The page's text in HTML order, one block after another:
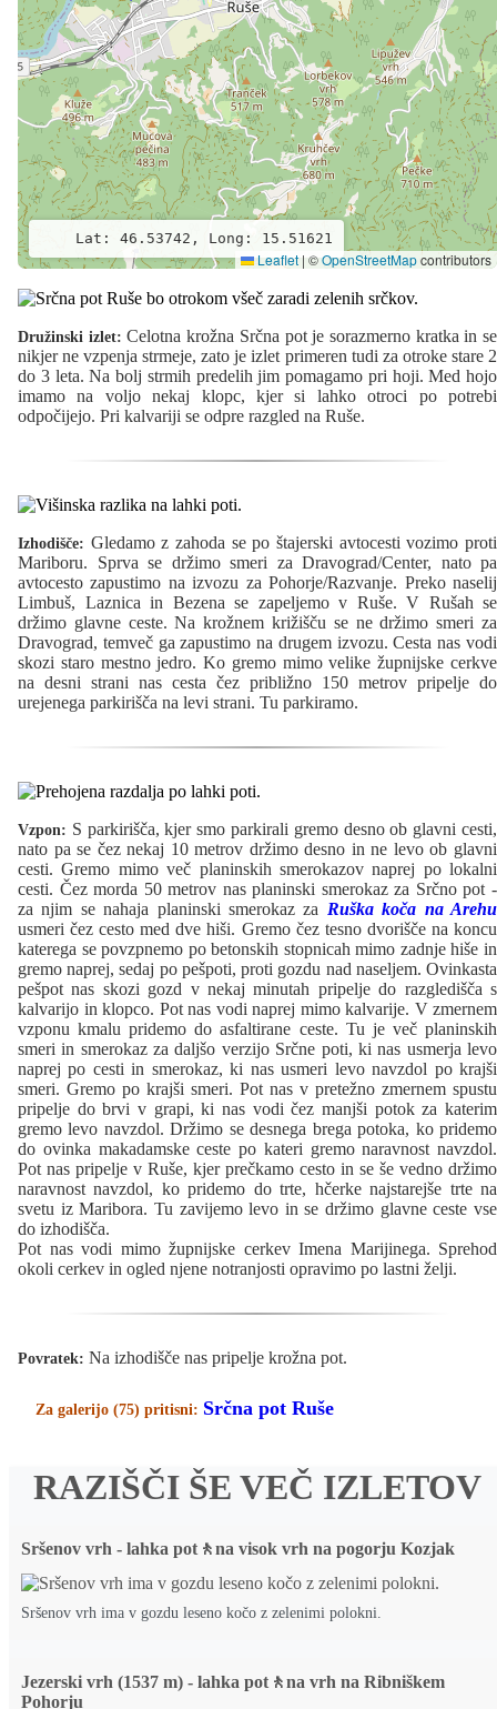
Lat: 46.53742, Long: 15.51621
Leaflet | ©OpenStreetMapcontributors
Družinski izlet: Celotna krožna Srčna pot je sorazmerno kratka in se
nikjer ne vzpenja strmeje, zato je izlet primeren tudi za otroke stare 2
do 3 leta. Na bolj strmih predelih jim pomagamo pri hoji. Med hojo
imamo na voljo nekaj klopc, kjer si lahko otroci po potrebi
odpočijejo. Pri kalvariji se odpre razgled na Ruše.
Izhodišče: Gledamo z zahoda se po štajerski avtocesti vozimo proti
Mariboru. Sprva se držimo smeri za Dravograd/Center, nato pa
avtocesto zapustimo na izvozu za Pohorje/Razvanje. Preko naselij
Limbuš, Laznica in Bezena se zapeljemo v Ruše. V Rušah se
držimo glavne ceste. Na krožnem križišču se ne držimo smeri za
Dravograd, temveč ga zapustimo na drugem izvozu. Cesta nas vodi
skozi staro mestno jedro. Ko gremo mimo velike župnijske cerkve
na desni strani nas cesta čez približno 150 metrov pripelje do
urejenega parkirišča na levi strani. Tu parkiramo.
Vzpon: S parkirišča, kjer smo parkirali gremo desno ob glavni cesti,
nato pa se čez nekaj 10 metrov držimo desno in ne levo ob glavni
cesti. Gremo mimo več planinskih smerokazov naprej po lokalni
cesti. Čez morda 50 metrov nas planinski smerokaz za Srčno pot -
za njim se nahaja planinski smerokaz za Ruška koča na Arehu
usmeri čez cesto med dve hiši. Gremo čez tesno dvorišče na koncu
katerega se povzpnemo po betonskih stopnicah mimo zadnje hiše in
gremo naprej, sedaj po pešpoti, proti gozdu nad naseljem. Ovinkasta
pešpot nas skozi gozd v nekaj minutah pripelje do razgledišča s
kalvarijo in klopco. Pot nas vodi naprej mimo kalvarije. V zmernem
vzponu kmalu pridemo do asfaltirane ceste. Tu je več planinskih
smeri in smerokaz za daljšo verzijo Srčne poti, ki nas usmerja levo
naprej po cesti in smerokaz, ki nas usmeri levo navzdol po krajši
smeri. Gremo po krajši smeri. Pot nas v pretežno zmernem spustu
pripelje do brvi v grapi, ki nas vodi čez manjši potok za katerim
gremo levo navzdol. Držimo se desnega brega potoka, ko pridemo
do ovinka makadamske ceste po kateri gremo naravnost navzdol.
Pot nas pripelje v Ruše, kjer prečkamo cesto in se še vedno držimo
naravnost navzdol, ko pridemo do trte, hčerke najstarejše trte na
svetu iz Maribora. Tu zavijemo levo in se držimo glavne ceste vse
do izhodišča.
Pot nas vodi mimo župnijske cerkev Imena Marijinega. Sprehod
okoli cerkev in ogled njene notranjosti opravimo po lastni želji.
Povratek: Na izhodišče nas pripelje krožna pot.
Za galerijo (75) pritisni: Srčna pot Ruše
RAZIŠČI ŠE VEČ IZLETOV
Sršenov vrh - lahka pot🚶na visok vrh na pogorju Kozjak
Sršenov vrh ima v gozdu leseno kočo z zelenimi polokni.
Jezerski vrh (1537 m) - lahka pot🚶na vrh na Ribniškem
Pohorju